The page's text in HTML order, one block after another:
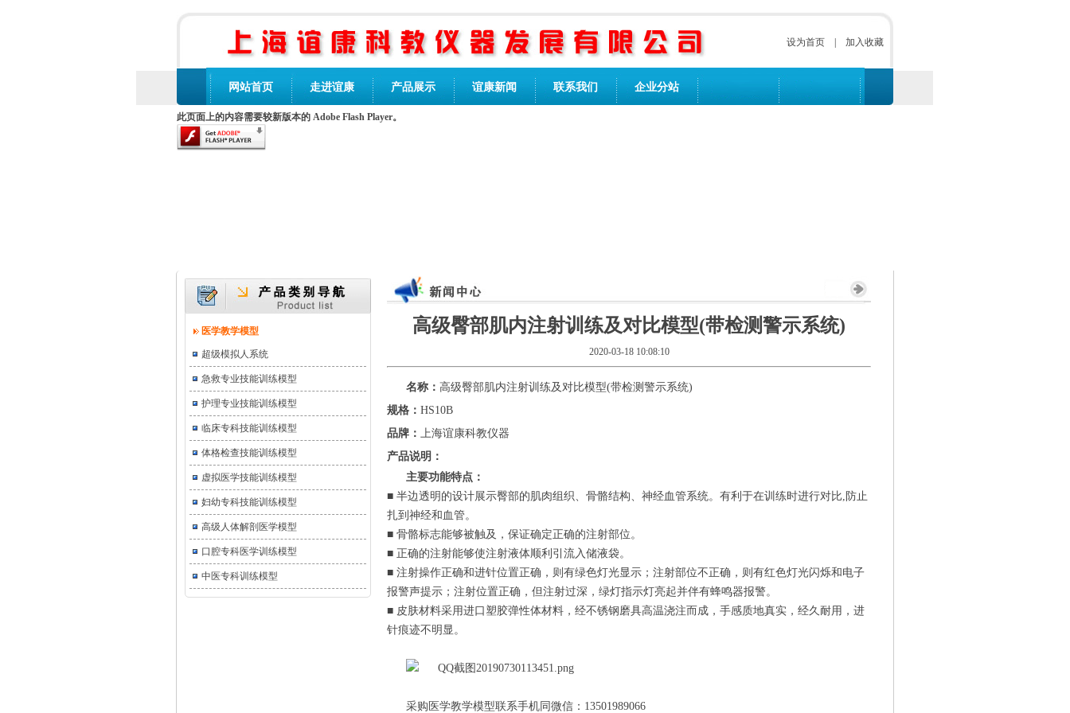
设为首页 加入收藏
网站首页 走进谊康 产品展示 谊康新闻 联系我们 企业分站
此页面上的内容需要较新版本的 Adobe Flash Player。
医学教学模型
超级模拟人系统
急救专业技能训练模型
护理专业技能训练模型
临床专科技能训练模型
体格检查技能训练模型
虚拟医学技能训练模型
妇幼专科技能训练模型
高级人体解剖医学模型
口腔专科医学训练模型
中医专科训练模型
高级臀部肌内注射训练及对比模型(带检测警示系统)
2020-03-18 10:08:10
名称： 高级臀部肌内注射训练及对比模型(带检测警示系统)
规格： HS10B
品牌： 上海谊康科教仪器
产品说明：
主要功能特点：
■ 半边透明的设计展示臀部的肌肉组织、骨骼结构、神经血管系统。有利于在训练时进行对比,防止
扎到神经和血管。
■ 骨骼标志能够被触及，保证确定正确的注射部位。
■ 正确的注射能够使注射液体顺利引流入储液袋。
■ 注射操作正确和进针位置正确，则有绿色灯光显示；注射部位不正确，则有红色灯光闪烁和电子
报警声提示 ；注射位置正确，但注射过深，绿灯指示灯亮起并伴有蜂鸣器报警。
■ 皮肤材料采用进口塑胶弹性体材料，经不锈钢磨具高温浇注而成，手感质地真实，经久耐用，进
针痕迹不明显。
采购医学教学模型联系手机同微信：13501989066